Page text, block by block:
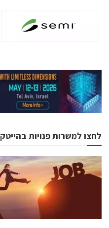
לחצו למשרות פנויות בהייטק